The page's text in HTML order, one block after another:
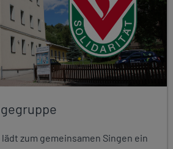
zum gemeinsamen Singen ein